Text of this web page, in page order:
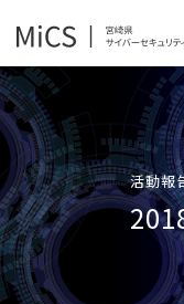
活動報